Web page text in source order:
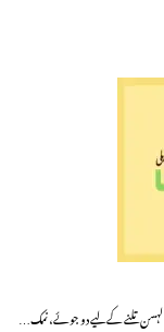
تلنے کے لیے دو جوئے، نمک…